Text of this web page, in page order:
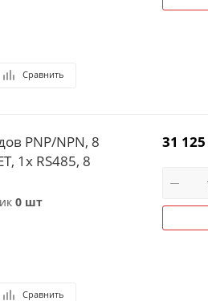
Сравнить
PNP/NPN, 8
1x RS485, 8
0 шт
Сравнить
31 125